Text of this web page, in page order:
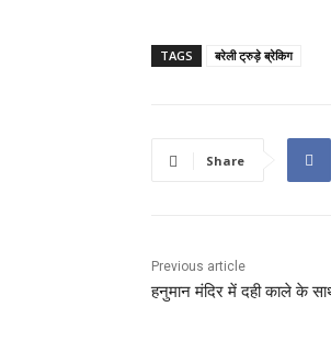
TAGS बरेली ट्रुड़े ब्रेकिग
Share
Previous article
हनुमान मंदिर में दही काले के